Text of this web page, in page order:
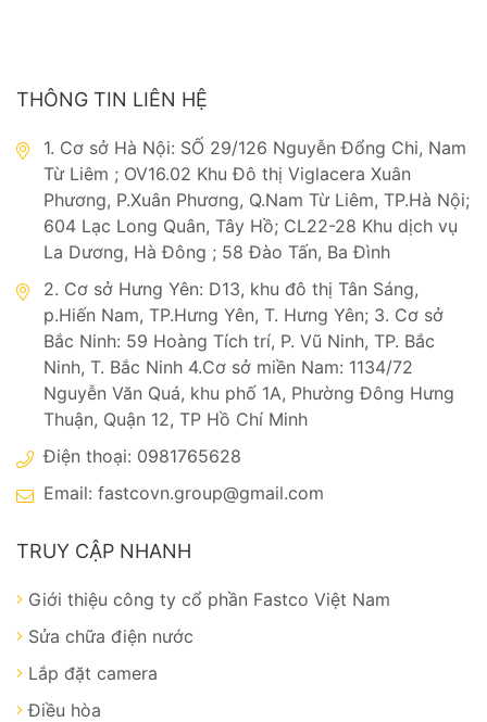
THÔNG TIN LIÊN HỆ
1. Cơ sở Hà Nội: SỐ 29/126 Nguyễn Đổng Chi, Nam
Từ Liêm ; OV16.02 Khu Đô thị Viglacera Xuân
Phương, P.Xuân Phương, Q.Nam Từ Liêm, TP.Hà Nội;
604 Lạc Long Quân, Tây Hồ; CL22-28 Khu dịch vụ
La Dương, Hà Đông ; 58 Đào Tấn, Ba Đình
2. Cơ sở Hưng Yên: D13, khu đô thị Tân Sáng,
p.Hiến Nam, TP.Hưng Yên, T. Hưng Yên; 3. Cơ sở
Bắc Ninh: 59 Hoàng Tích trí, P. Vũ Ninh, TP. Bắc
Ninh, T. Bắc Ninh 4.Cơ sở miền Nam: 1134/72
Nguyễn Văn Quá, khu phố 1A, Phường Đông Hưng
Thuận, Quận 12, TP Hồ Chí Minh
Điện thoại: 0981765628
Email: fastcovn.group@gmail.com
TRUY CẬP NHANH
Giới thiệu công ty cổ phần Fastco Việt Nam
Sửa chữa điện nước
Lắp đặt camera
Điều hòa